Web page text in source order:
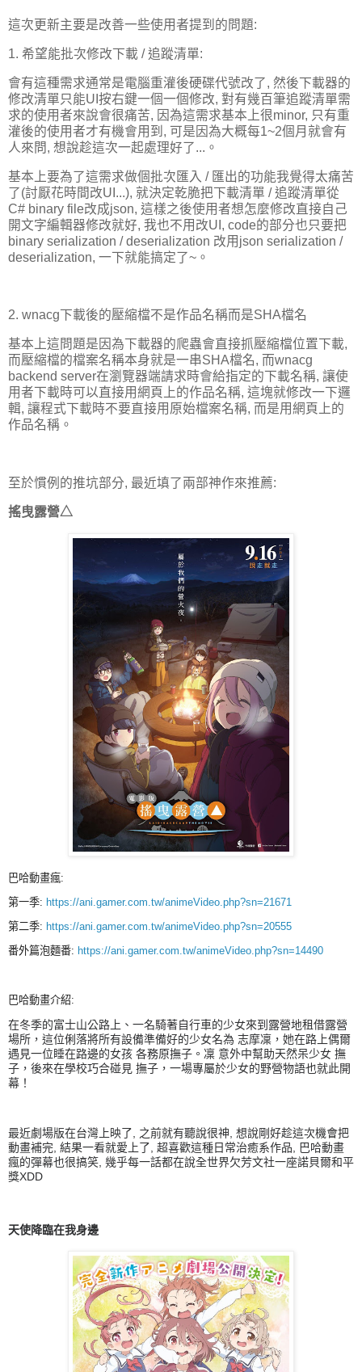
這次更新主要是改善一些使用者提到的問題:
1. 希望能批次修改下載 / 追蹤清單:
會有這種需求通常是電腦重灌後硬碟代號改了, 然後下載器的
修改清單只能UI按右鍵一個一個修改, 對有幾百筆追蹤清單需
求的使用者來說會很痛苦, 因為這需求基本上很minor, 只有重
灌後的使用者才有機會用到, 可是因為大概每1~2個月就會有
人來問, 想說趁這次一起處理好了...。
基本上要為了這需求做個批次匯入 / 匯出的功能我覺得太痛苦
了(討厭花時間改UI...), 就決定乾脆把下載清單 / 追蹤清單從
C# binary file改成json, 這樣之後使用者想怎麼修改直接自己
開文字編輯器修改就好, 我也不用改UI, code的部分也只要把
binary serialization / deserialization 改用json serialization /
deserialization, 一下就能搞定了~。
2. wnacg下載後的壓縮檔不是作品名稱而是SHA檔名
基本上這問題是因為下載器的爬蟲會直接抓壓縮檔位置下載,
而壓縮檔的檔案名稱本身就是一串SHA檔名, 而wnacg
backend server在瀏覽器端請求時會給指定的下載名稱, 讓使
用者下載時可以直接用網頁上的作品名稱, 這塊就修改一下邏
輯, 讓程式下載時不要直接用原始檔案名稱, 而是用網頁上的
作品名稱。
至於慣例的推坑部分, 最近填了兩部神作來推薦:
搖曳露營△
巴哈動畫瘋:
第一季: https://ani.gamer.com.tw/animeVideo.php?sn=21671
第二季: https://ani.gamer.com.tw/animeVideo.php?sn=20555
番外篇泡麵番: https://ani.gamer.com.tw/animeVideo.php?sn=14490
巴哈動畫介紹:
在冬季的富士山公路上、一名騎著自行車的少女來到露營地租借露營
場所，這位俐落將所有設備準備好的少女名為 志摩凜，她在路上偶爾
遇見一位睡在路邊的女孩 各務原撫子。凜 意外中幫助天然呆少女 撫
子，後來在學校巧合碰見 撫子，一場專屬於少女的野營物語也就此開
幕！
最近劇場版在台灣上映了, 之前就有聽說很神, 想說剛好趁這次機會把
動畫補完, 結果一看就愛上了, 超喜歡這種日常治癒系作品, 巴哈動畫
瘋的彈幕也很搞笑, 幾乎每一話都在說全世界欠芳文社一座諾貝爾和平
獎XDD
天使降臨在我身邊